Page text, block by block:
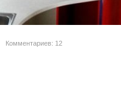
Комментариев: 12